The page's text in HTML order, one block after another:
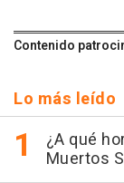
Contenido
Lo más leído
¿A qué
Muertos